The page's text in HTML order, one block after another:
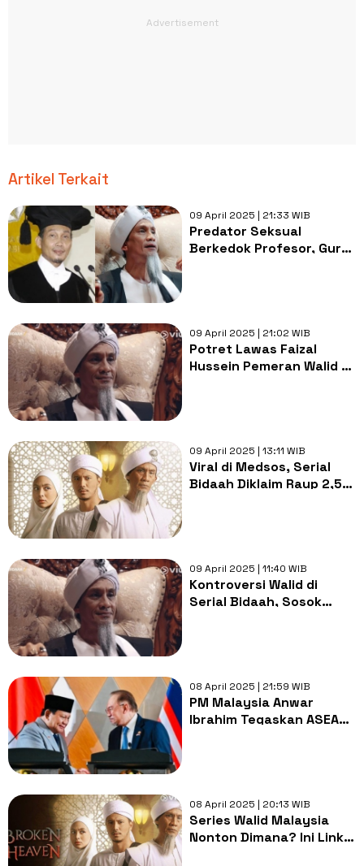
Artikel Terkait
09 April 2025 | 21:33 WIB
Predator Seksual
Berkedok Profesor, Guru
09 April 2025 | 21:02 WIB
Potret Lawas Faizal
Hussein Pemeran Walid di
09 April 2025 | 13:11 WIB
Viral di Medsos, Serial
Bidaah Diklaim Raup 2,5
09 April 2025 | 11:40 WIB
Kontroversi Walid di
Serial Bidaah, Sosok
08 April 2025 | 21:59 WIB
PM Malaysia Anwar
Ibrahim Tegaskan ASEAN
08 April 2025 | 20:13 WIB
Series Walid Malaysia
Nonton Dimana? Ini Link